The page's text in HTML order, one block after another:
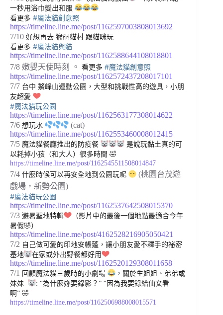
一秒用浴巾變出和服
看更多 #魔法貓創意照
https://timeline.line.me/post/1162597003808013692
7/10 好想再去 猴硐貓村 跟貓咪玩
看更多 #魔法貓與貓
https://timeline.line.me/post/1162588644108018801
7/8 嫩嬰天使時刻 。 看更多 #魔法貓創意照
https://timeline.line.me/post/1162572437208017101
7/7 台中 鰲峰山運動公園，大型和挑戰性高的遊具，小朋
友超愛
#魔法貓玩公園
https://timeline.line.me/post/1162563177308014622
7/6 想玩水
(cat)
https://timeline.line.me/post/1162553460008012415
7/5 魔法貓餐廳推出的防疫餐
是說玩黏土真的可
以耗掉小孩（和大人）很多時間 🤣
https://timeline.line.me/post/1162545511508014847
7/4 什麼時候可以再安全地到公園玩呢
(桃園台茂遊
戲場，新勢公園)
#魔法貓玩公園
https://timeline.line.me/post/1162537642508015370
7/3 避暑聖地特輯
（影片中的最後一個地點最適合今年
暑假🤣）
https://timeline.line.me/post/4162528216905050421
7/2 自己做可愛的印地安帳蓬，讓小朋友愛不釋手的祕密
基地
在家或外出野餐都好用
https://timeline.line.me/post/1162520129308011658
7/1 回顧魔法貓三歲時的小劇場
，關於生姐姐、弟弟或
妹妹
: “為什麼妳要錄影？” “因為我要錄給仙女看
啊” 🤣
https://timeline.line.me/post/1162506988008015571